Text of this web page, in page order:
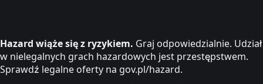
Hazard wiąże się z ryzykiem. Graj odpowiedzialnie. Udział
w nielegalnych grach hazardowych jest przestępstwem.
Sprawdź legalne oferty na gov.pl/hazard.